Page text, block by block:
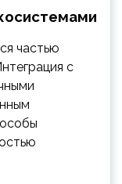
частью
с